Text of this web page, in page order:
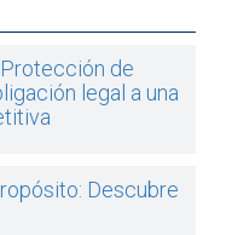
de
legal a una
Descubre